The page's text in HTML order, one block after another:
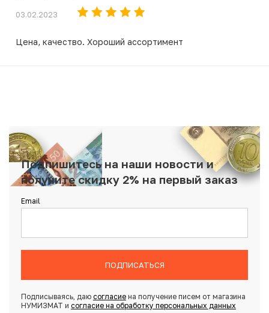
03.02.2023
Цена, качество. Хороший ассортимент
Подпишитесь на наши новости и
получите скидку 2% на первый заказ
Email
ПОДПИСАТЬСЯ
Подписываясь, даю согласиена получение писем от магазина
НУМИЗМАТ и согласие на обработку персональных данных